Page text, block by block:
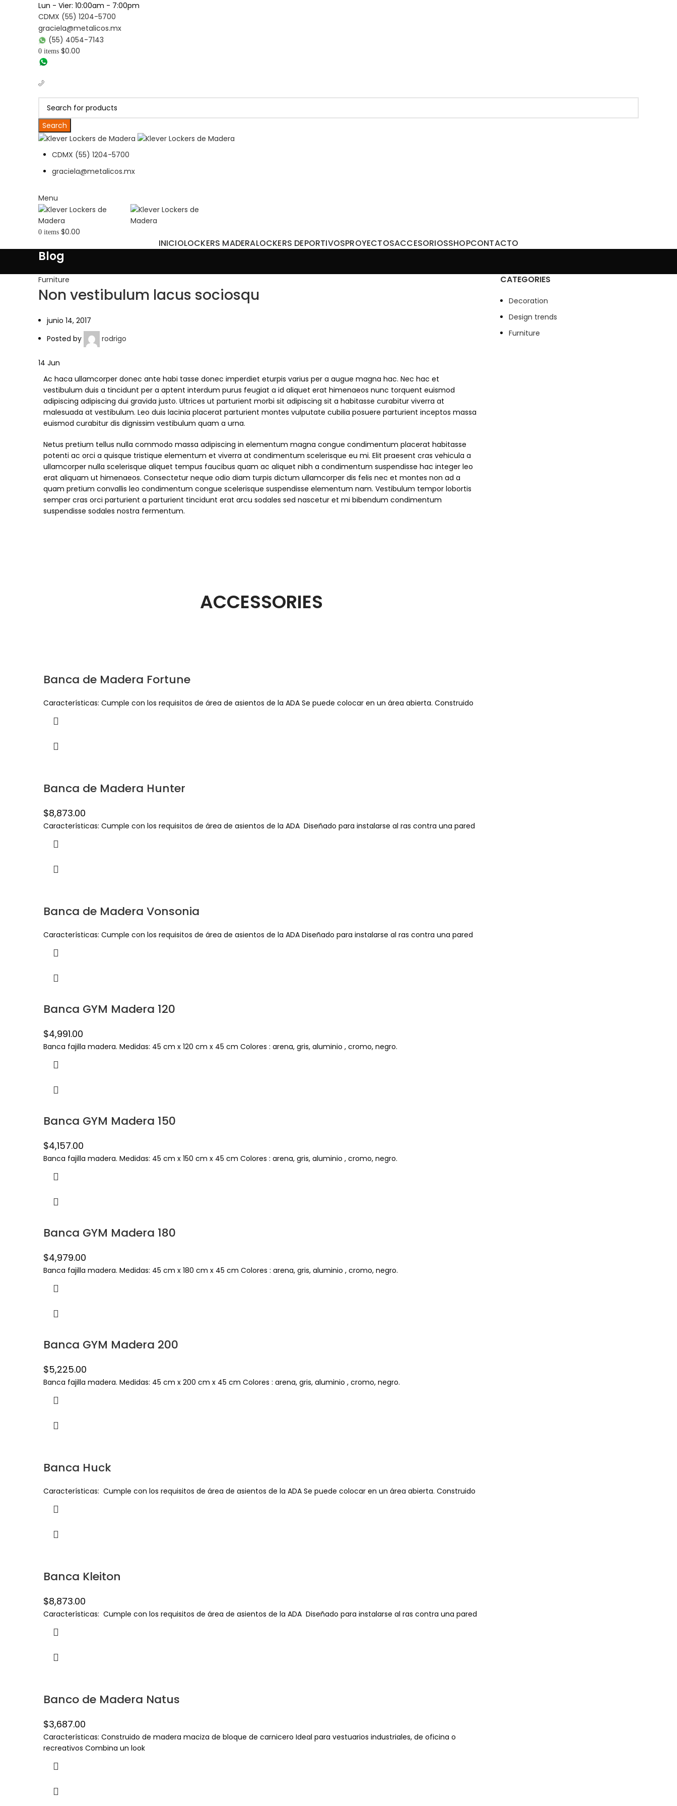
Lun - Vier: 10:00am - 7:00pm
CDMX (55) 1204-5700
graciela@metalicos.mx
(55) 4054-7143
0 items $0.00
Search
CDMX (55) 1204-5700
graciela@metalicos.mx
Menu
0 items $0.00
INICIOLOCKERS MADERALOCKERS DEPORTIVOSPROYECTOSACCESORIOSSHOPCONTACTO
Blog
Furniture
Non vestibulum lacus sociosqu
junio 14, 2017
Posted by
rodrigo
14 Jun
Ac haca ullamcorper donec ante habi tasse donec imperdiet eturpis varius per a augue magna hac. Nec hac et
vestibulum duis a tincidunt per a aptent interdum purus feugiat a id aliquet erat himenaeos nunc torquent euismod
adipiscing adipiscing dui gravida justo. Ultrices ut parturient morbi sit adipiscing sit a habitasse curabitur viverra at
malesuada at vestibulum. Leo duis lacinia placerat parturient montes vulputate cubilia posuere parturient inceptos massa
euismod curabitur dis dignissim vestibulum quam a urna.
Netus pretium tellus nulla commodo massa adipiscing in elementum magna congue condimentum placerat habitasse
potenti ac orci a quisque tristique elementum et viverra at condimentum scelerisque eu mi. Elit praesent cras vehicula a
ullamcorper nulla scelerisque aliquet tempus faucibus quam ac aliquet nibh a condimentum suspendisse hac integer leo
erat aliquam ut himenaeos. Consectetur neque odio diam turpis dictum ullamcorper dis felis nec et montes non ad a
quam pretium convallis leo condimentum congue scelerisque suspendisse elementum nam. Vestibulum tempor lobortis
semper cras orci parturient a parturient tincidunt erat arcu sodales sed nascetur et mi bibendum condimentum
suspendisse sodales nostra fermentum.
ACCESSORIES
Banca de Madera Fortune
Características: Cumple con los requisitos de área de asientos de la ADA Se puede colocar en un área abierta. Construido
Banca de Madera Hunter
$8,873.00
Características: Cumple con los requisitos de área de asientos de la ADA Diseñado para instalarse al ras contra una pared
Banca de Madera Vonsonia
Características: Cumple con los requisitos de área de asientos de la ADA Diseñado para instalarse al ras contra una pared
Banca GYM Madera 120
$4,991.00
Banca fajilla madera. Medidas: 45 cm x 120 cm x 45 cm Colores : arena, gris, aluminio , cromo, negro.
Banca GYM Madera 150
$4,157.00
Banca fajilla madera. Medidas: 45 cm x 150 cm x 45 cm Colores : arena, gris, aluminio , cromo, negro.
Banca GYM Madera 180
$4,979.00
Banca fajilla madera. Medidas: 45 cm x 180 cm x 45 cm Colores : arena, gris, aluminio , cromo, negro.
Banca GYM Madera 200
$5,225.00
Banca fajilla madera. Medidas: 45 cm x 200 cm x 45 cm Colores : arena, gris, aluminio , cromo, negro.
Banca Huck
Características: Cumple con los requisitos de área de asientos de la ADA Se puede colocar en un área abierta. Construido
Banca Kleiton
$8,873.00
Características: Cumple con los requisitos de área de asientos de la ADA Diseñado para instalarse al ras contra una pared
Banco de Madera Natus
$3,687.00
Características: Construido de madera maciza de bloque de carnicero Ideal para vestuarios industriales, de oficina o
recreativos Combina un look
CATEGORIES
Decoration
Design trends
Furniture